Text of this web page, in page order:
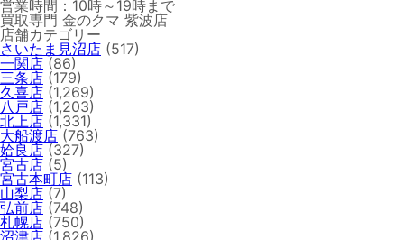
営業時間：10時～19時まで
買取専門 金のクマ 紫波店
店舗カテゴリー
さいたま見沼店 (517)
一関店 (86)
三条店 (179)
久喜店 (1,269)
八戸店 (1,203)
北上店 (1,331)
大船渡店 (763)
姶良店 (327)
宮古店 (5)
宮古本町店 (113)
山梨店 (7)
弘前店 (748)
札幌店 (750)
沼津店 (1,826)